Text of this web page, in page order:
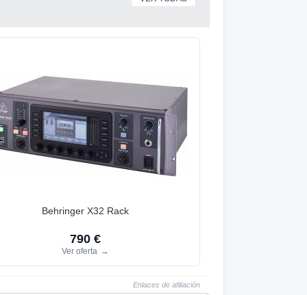
Behringer X32 Rack
790 €
Ver oferta →
Enlaces de afiliación